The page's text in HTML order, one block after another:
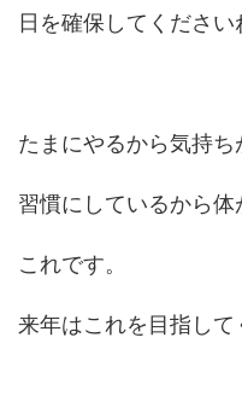
日を確保してください
たまにやるから気持ち
習慣にしているから体
これです。
来年はこれを目指して